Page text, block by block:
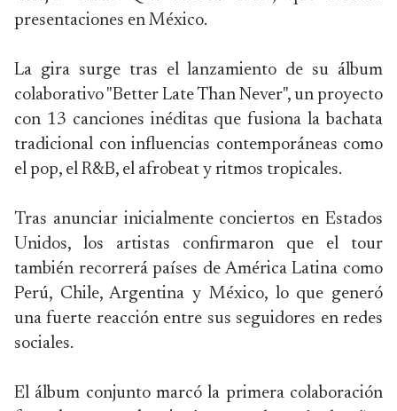
presentaciones en México.
La gira surge tras el lanzamiento de su álbum
colaborativo "Better Late Than Never", un proyecto
con 13 canciones inéditas que fusiona la bachata
tradicional con influencias contemporáneas como
el pop, el R&B, el afrobeat y ritmos tropicales.
Tras anunciar inicialmente conciertos en Estados
Unidos, los artistas confirmaron que el tour
también recorrerá países de América Latina como
Perú, Chile, Argentina y México, lo que generó
una fuerte reacción entre sus seguidores en redes
sociales.
El álbum conjunto marcó la primera colaboración